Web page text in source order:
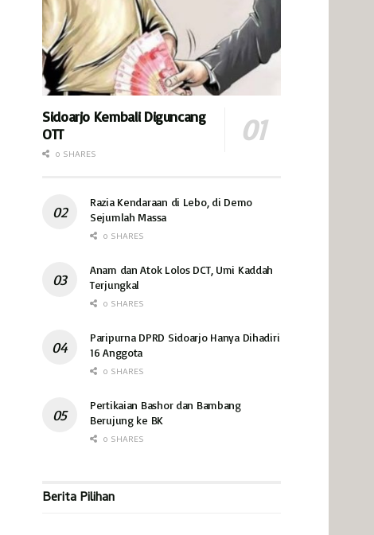
Sidoarjo Kembali Diguncang
OTT
0 SHARES
Razia Kendaraan di Lebo, di Demo
Sejumlah Massa
0 SHARES
Anam dan Atok Lolos DCT, Umi Kaddah
Terjungkal
0 SHARES
Paripurna DPRD Sidoarjo Hanya Dihadiri
16 Anggota
0 SHARES
Pertikaian Bashor dan Bambang
Berujung ke BK
0 SHARES
Berita Pilihan